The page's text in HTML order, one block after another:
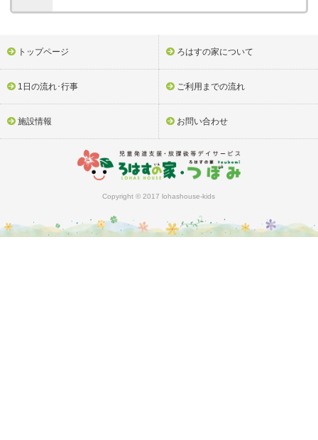
トップページ ろはすの家について
1日の流れ･行事 ご利用までの流れ
施設情報 お問い合わせ
Copyright © 2017 lohashouse-kids